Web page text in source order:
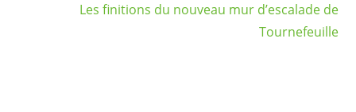
Les finitions du nouveau mur d’escalade de
Tournefeuille